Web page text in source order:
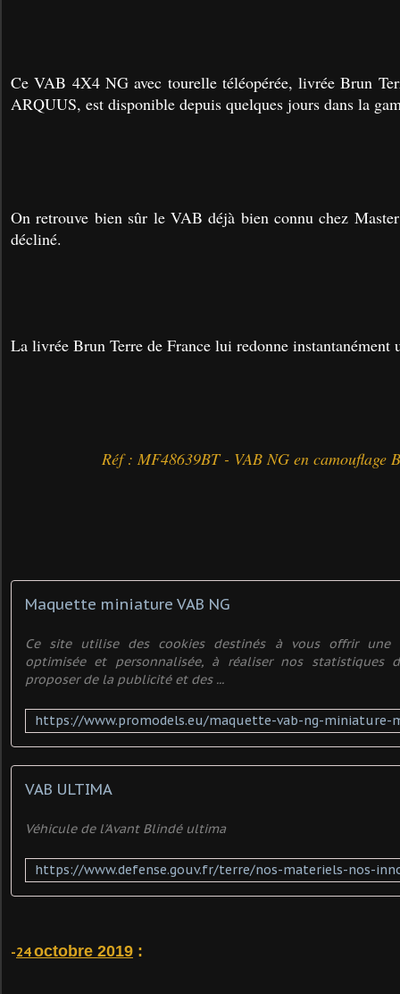
Ce VAB 4X4 NG avec tourelle téléopérée, livrée Brun
ARQUUS, est disponible depuis quelques jours dans la
On retrouve bien sûr le VAB déjà bien connu chez
décliné.
La livrée Brun Terre de France lui redonne instantanément
Réf : MF48639BT - VAB NG en camouflage
Maquette miniature VAB NG
Ce site utilise des cookies destinés à vous offrir une
optimisée et personnalisée, à réaliser nos statistiques
proposer de la publicité et des ...
VAB ULTIMA
Véhicule de l'Avant Blindé ultima
-24octobre 2019 :